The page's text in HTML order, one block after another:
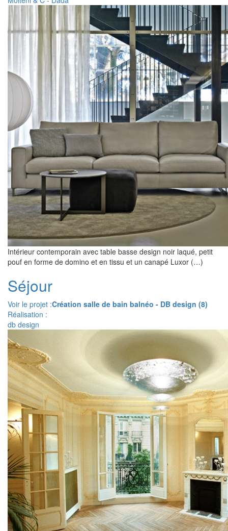
Intérieur contemporain avec table basse design noir laqué, petit
pouf en forme de domino et en tissu et un canapé Luxor (…)
Séjour
Voir le projet :Création salle de bain balnéo - DB design (8)
Réalisation :
db design